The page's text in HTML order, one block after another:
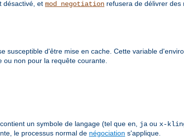
désactivé, et mod_negotiation refusera de délivrer des
susceptible d'être mise en cache. Cette variable
non pour la requête courante.
un symbole de langage (tel que en, ja ou x-
le processus normal de négociation s'applique.